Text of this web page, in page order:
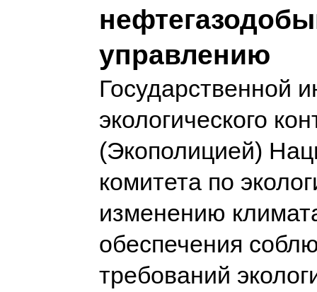
управлению
Государственной
экологического
(Экополицией)
комитета по
изменению
обеспечения
требований